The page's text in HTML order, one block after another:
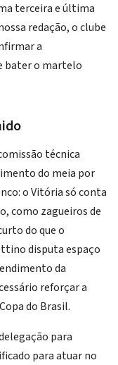
terceira e última
redação, o clube
a
bater o martelo
técnica
do meia por
o Vitória só conta
como zagueiros de
do que o
disputa espaço
da
reforçar a
do Brasil.
para
para atuar no